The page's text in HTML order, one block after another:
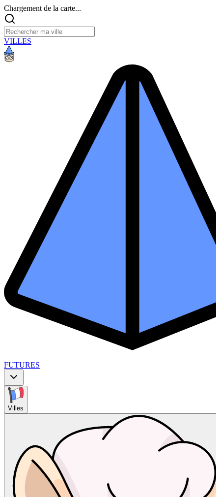
Chargement de la carte...
VILLES
FUTURES
Villes